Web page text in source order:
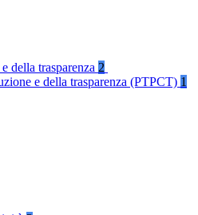
della trasparenza 2
e della trasparenza (PTPCT) 1